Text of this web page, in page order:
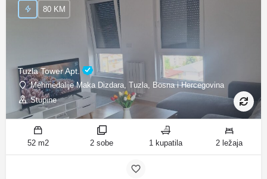
Tuzla Tower Apt.
Mehmedalije Maka Dizdara, Tuzla, Bosna i Hercegovina
Stupine
80 KM
52 m2 2 sobe 1 kupatila 2 ležaja